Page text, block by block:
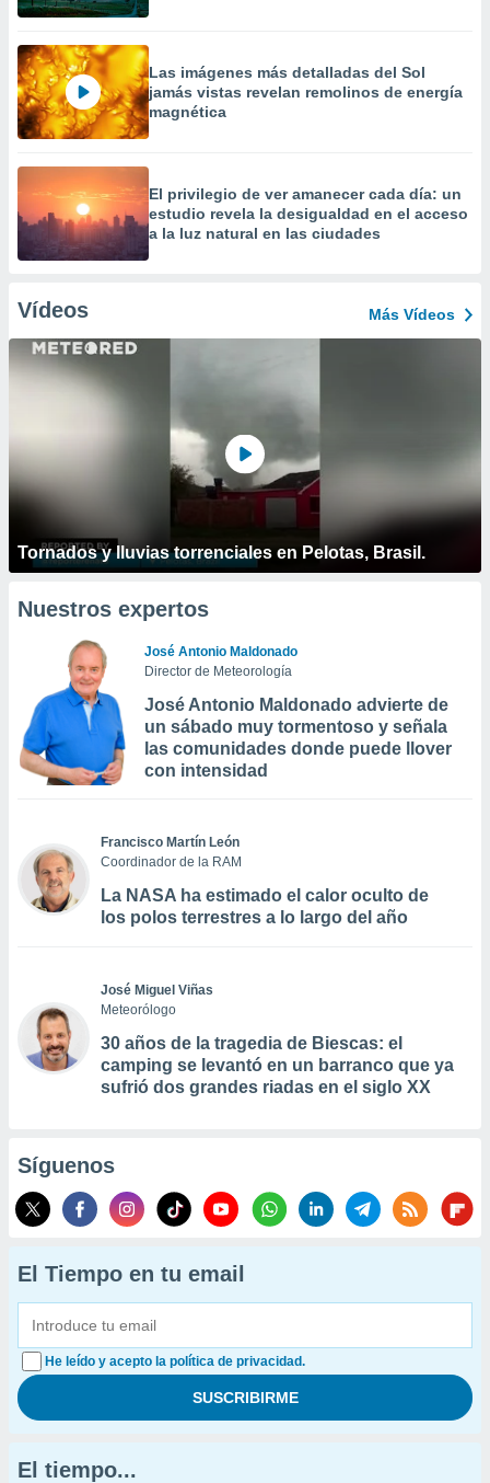
Las imágenes más detalladas del Sol
jamás vistas revelan remolinos de energía
magnética
El privilegio de ver amanecer cada día: un
estudio revela la desigualdad en el acceso
a la luz natural en las ciudades
Vídeos Más Vídeos
Tornados y lluvias torrenciales en Pelotas, Brasil.
Nuestros expertos
José Antonio Maldonado
Director de Meteorología
José Antonio Maldonado advierte de
un sábado muy tormentoso y señala
las comunidades donde puede llover
con intensidad
Francisco Martín León
Coordinador de la RAM
La NASA ha estimado el calor oculto de
los polos terrestres a lo largo del año
José Miguel Viñas
Meteorólogo
30 años de la tragedia de Biescas: el
camping se levantó en un barranco que ya
sufrió dos grandes riadas en el siglo XX
Síguenos
El Tiempo en tu email
He leído y acepto la política de privacidad.
El tiempo...